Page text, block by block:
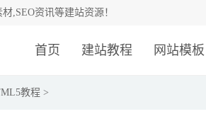
,SEO资讯等建站资源！
首页 建站教程 网站模板
教程 >